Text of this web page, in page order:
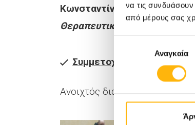
να τις
από μέρους σας
συγκατάθεσηςΑναγκαία
Κωνσταντίνος Σκριάπας
Θεραπευτική αντιμετώπιση,
Συμμετοχή του κοινού
Ανοιχτός διάλογος /